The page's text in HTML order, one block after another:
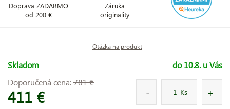
Doprava ZADARMO
od 200 €
Záruka
originality
Otázka na produkt
Skladom
do 10.8. u Vás
Doporučená cena:781 €
411 € Ks